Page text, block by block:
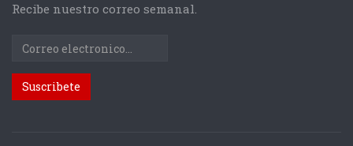
Recibe nuestro correo semanal.